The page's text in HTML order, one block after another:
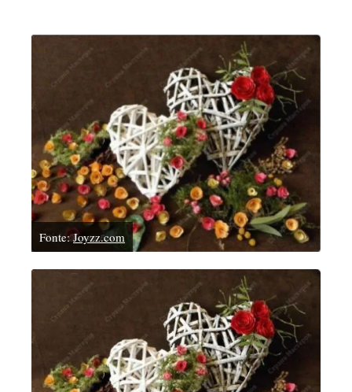
Fonte:Joyzz.com